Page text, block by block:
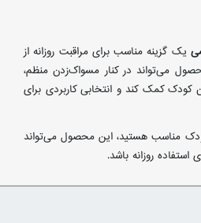
یک گزینه مناسب برای مراقبت روزانه از
می‌تواند در کنار مسواک‌زدن منظم،
کمک کند و انتخابی کاربردی برای
مناسب هستید، این محصول می‌تواند
استفاده روزانه باشد.